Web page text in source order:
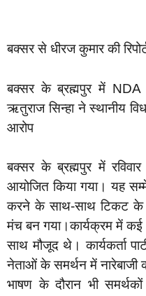
बक्सर से धीरज कुमार की
बक्सर के ब्रह्मपुर में NDA
ऋतुराज सिन्हा ने स्थानीय
आरोप
बक्सर के ब्रह्मपुर में
आयोजित किया गया। यह
करने के साथ-साथ टिकट के
मंच बन गया।कार्यक्रम में कई
साथ मौजूद थे। कार्यकर्ता
नेताओं के समर्थन में नारेबाजी
भाषण के दौरान भी